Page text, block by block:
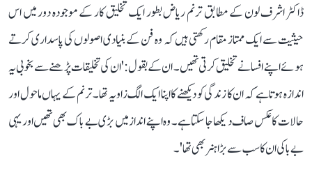
ڈاکٹر اشرف لون کے مطابق ترنم ریاض بطور ایک تخلیق کار کے موجودہ دور میں اس
حیثیت سے ایک ممتاز مقام رکھتی ہیں کہ وہ فن کے بنیادی اصولوں کی پاسداری کرتے
ہوئے اپنے افسانے تخلیق کرتی تھیں۔ ان کے بقول: 'ان کی تخلیقات پڑھنے سے بخوبی یہ
اندازہ ہوتا ہے کہ ان کا زندگی کو دیکھنے کا اپنا ایک الگ زاویہ تھا۔ ترنم کے یہاں ماحول اور
حالات کا عکس صاف د یکھا جا سکتا ہے۔ وہ اپنے انداز میں بڑی بے باک بھی تھیں اور یہی
بے باکی ان کا سب سے بڑا ہنر بھی تھا'۔